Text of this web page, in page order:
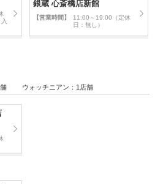
銀蔵 心斎橋店新館
【営業時間】
11:00～19:00（定休
日：無し）
店舗 ウォッチニアン：1店舗